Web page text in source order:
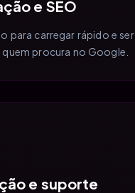
e SEO
para carregar rápido e ser
procura no Google.
e suporte